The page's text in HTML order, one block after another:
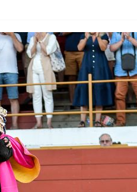
2026
en
ACTUALITÉS TAURINES
Bayonne,
des fêtes